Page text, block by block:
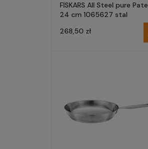
FISKARS All Steel pure
24 cm 1065627 stal
268,50 zł